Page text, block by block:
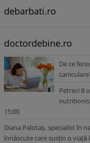
debarbati.ro
doctordebine.ro
De ce
Petreci 8
15:00
Diana Palotaș, specialist în
înnăscute care susțin o viață